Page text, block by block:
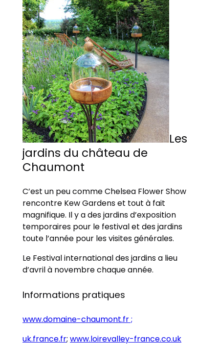
Les
jardins du château de
Chaumont
C’est un peu comme Chelsea Flower Show
rencontre Kew Gardens et tout à fait
magnifique. Il y a des jardins d’exposition
temporaires pour le festival et des jardins
toute l’année pour les visites générales.
Le Festival international des jardins a lieu
d’avril à novembre chaque année.
Informations pratiques
www.domaine-chaumont.fr ;
uk.france.fr;www.loirevalley-france.co.uk